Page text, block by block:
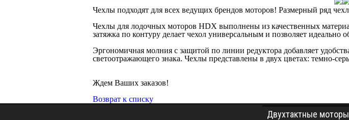
Чехлы подходят для всех ведущих брендов моторов! Размерный ряд
Чехлы для лодочных моторов HDX выполнены из качественных
затяжка по контуру делает чехол универсальным и позволяет идеально
Эргономичная молния с защитой по линии редуктора добавляет
светоотражающего знака. Чехлы представлены в двух цветах: темно-
Ждем Ваших заказов!
Возврат к списку
Двухтактные моторы